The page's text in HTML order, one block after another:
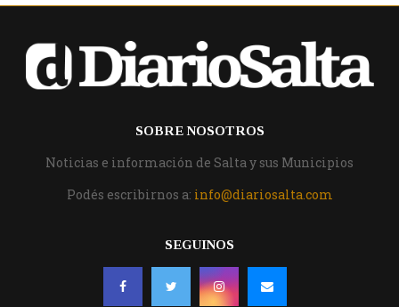
SOBRE NOSOTROS
Noticias e información de Salta y sus Municipios
Podés escribirnos a: info@diariosalta.com
SEGUINOS